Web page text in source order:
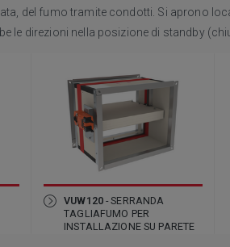
del fumo tramite condotti. Si aprono
le direzioni nella posizione di standby
VUW120- SERRANDA
TAGLIAFUMO PER
INSTALLAZIONE SU PARETE